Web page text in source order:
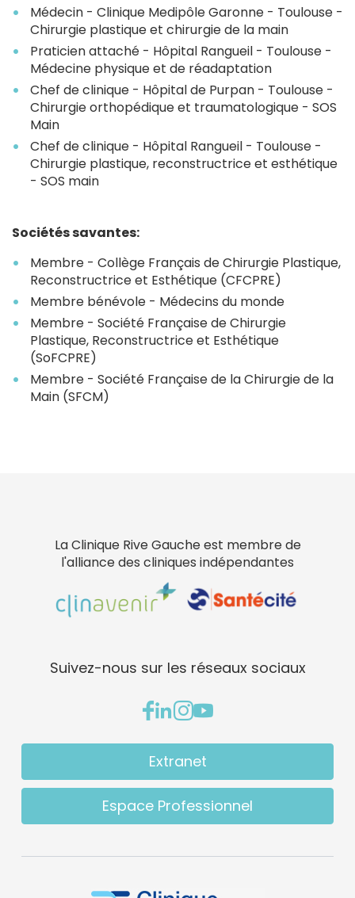
Médecin - Clinique Medipôle Garonne - Toulouse -
Chirurgie plastique et chirurgie de la main
Praticien attaché - Hôpital Rangueil - Toulouse -
Médecine physique et de réadaptation
Chef de clinique - Hôpital de Purpan - Toulouse -
Chirurgie orthopédique et traumatologique - SOS
Main
Chef de clinique - Hôpital Rangueil - Toulouse -
Chirurgie plastique, reconstructrice et esthétique
- SOS main
Sociétés savantes:
Membre - Collège Français de Chirurgie Plastique,
Reconstructrice et Esthétique (CFCPRE)
Membre bénévole - Médecins du monde
Membre - Société Française de Chirurgie
Plastique, Reconstructrice et Esthétique
(SoFCPRE)
Membre - Société Française de la Chirurgie de la
Main (SFCM)
La Clinique Rive Gauche est membre de
l'alliance des cliniques indépendantes
Suivez-nous sur les réseaux sociaux
Extranet
Espace Professionnel